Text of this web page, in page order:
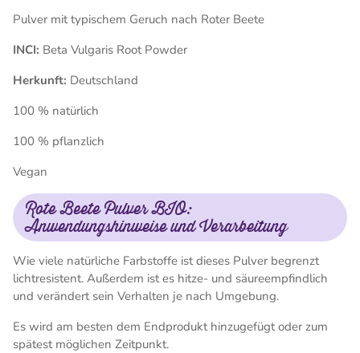
Pulver mit typischem Geruch nach Roter Beete
INCI: Beta Vulgaris Root Powder
Herkunft: Deutschland
100 % natürlich
100 % pflanzlich
Vegan
Rote Beete Pulver BIO:
Anwendungshinweise und Verarbeitung
Wie viele natürliche Farbstoffe ist dieses Pulver begrenzt
lichtresistent. Außerdem ist es hitze- und säureempfindlich
und verändert sein Verhalten je nach Umgebung.
Es wird am besten dem Endprodukt hinzugefügt oder zum
spätest möglichen Zeitpunkt.